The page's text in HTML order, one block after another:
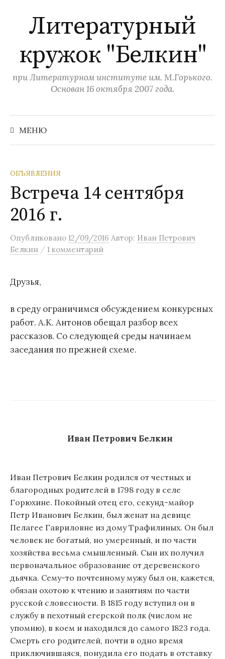
т
с
о
д
р
и
м
о
м
у
Литературный
кружок "Белкин"
при Литературном институте им. М.Горького.
Основан 16 октября 2007 года.
МЕНЮ
ОБЪЯВЛЕНИЯ
Встреча 14 сентября
2016 г.
Опубликовано 12/09/2016 Автор: Иван Петрович
Белкин / 1 комментарий
Друзья,
в среду ограничимся обсуждением конкурсных
работ. А.К. Антонов обещал разбор всех
рассказов. Со следующей среды начинаем
заседания по прежней схеме.
Иван Петрович Белкин
Иван Петрович Белкин родился от честных и
благородных родителей в 1798 году в селе
Горюхине. Покойный отец его, секунд-майор
Петр Иванович Белкин, был женат на девице
Пелагее Гавриловне из дому Трафилиных. Он был
человек не богатый, но умеренный, и по части
хозяйства весьма смышленный. Сын их получил
первоначальное образование от деревенского
дьячка. Сему-то почтенному мужу был он, кажется,
обязан охотою к чтению и занятиям по части
русской словесности. В 1815 году вступил он в
службу в пехотный егерской полк (числом не
упомню), в коем и находился до самого 1823 года.
Смерть его родителей, почти в одно время
приключившаяся, понудила его подать в отставку